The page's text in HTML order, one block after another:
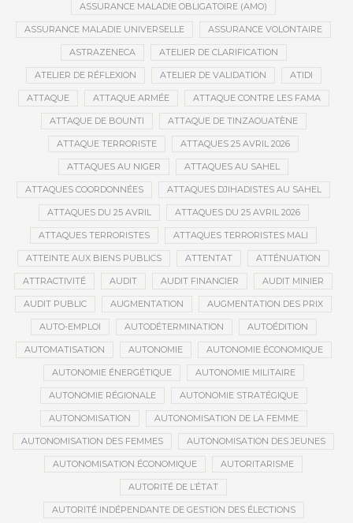
ASSURANCE MALADIE OBLIGATOIRE (AMO)
ASSURANCE MALADIE UNIVERSELLE ASSURANCE VOLONTAIRE
ASTRAZENECA ATELIER DE CLARIFICATION
ATELIER DE RÉFLEXION ATELIER DE VALIDATION ATIDI
ATTAQUE ATTAQUE ARMÉE ATTAQUE CONTRE LES FAMA
ATTAQUE DE BOUNTI ATTAQUE DE TINZAOUATÈNE
ATTAQUE TERRORISTE ATTAQUES 25 AVRIL 2026
ATTAQUES AU NIGER ATTAQUES AU SAHEL
ATTAQUES COORDONNÉES ATTAQUES DJIHADISTES AU SAHEL
ATTAQUES DU 25 AVRIL ATTAQUES DU 25 AVRIL 2026
ATTAQUES TERRORISTES ATTAQUES TERRORISTES MALI
ATTEINTE AUX BIENS PUBLICS ATTENTAT ATTÉNUATION
ATTRACTIVITÉ AUDIT AUDIT FINANCIER AUDIT MINIER
AUDIT PUBLIC AUGMENTATION AUGMENTATION DES PRIX
AUTO-EMPLOI AUTODÉTERMINATION AUTOÉDITION
AUTOMATISATION AUTONOMIE AUTONOMIE ÉCONOMIQUE
AUTONOMIE ÉNERGÉTIQUE AUTONOMIE MILITAIRE
AUTONOMIE RÉGIONALE AUTONOMIE STRATÉGIQUE
AUTONOMISATION AUTONOMISATION DE LA FEMME
AUTONOMISATION DES FEMMES AUTONOMISATION DES JEUNES
AUTONOMISATION ÉCONOMIQUE AUTORITARISME
AUTORITÉ DE L’ÉTAT
AUTORITÉ INDÉPENDANTE DE GESTION DES ÉLECTIONS